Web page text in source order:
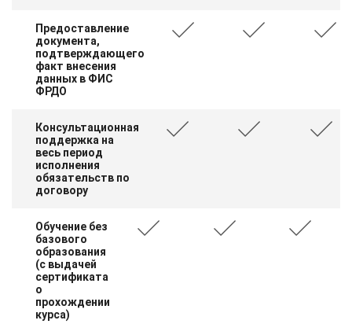
Предоставление
документа,
подтверждающего
факт внесения
данных в ФИС
ФРДО
Консультационная
поддержка на
весь период
исполнения
обязательств по
договору
Обучение без
базового
образования
(с выдачей
сертификата
о
прохождении
курса)